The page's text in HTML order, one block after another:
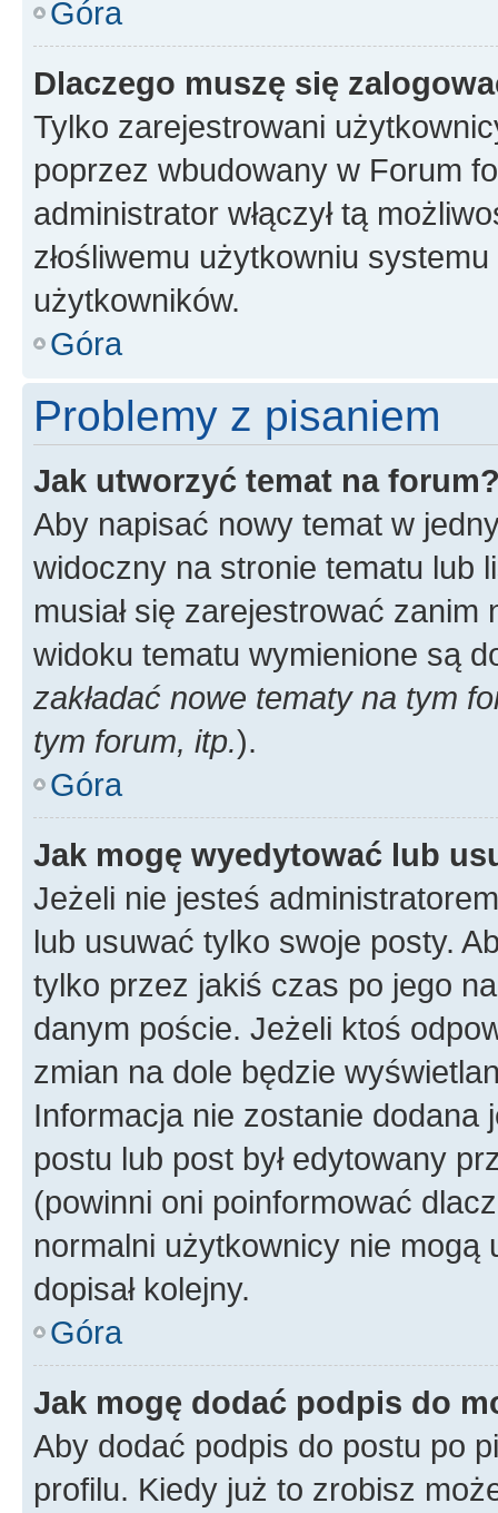
Góra
Dlaczego muszę się
Tylko zarejestrowani
poprzez wbudowany w Forum
administrator włączył tą
złośliwemu użytkowniu
użytkowników.
Góra
Problemy z pisaniem
Jak utworzyć temat na
Aby napisać nowy temat w
widoczny na stronie tematu lub
musiał się zarejestrować
widoku tematu wymienione są
zakładać nowe tematy na tym
tym forum, itp.).
Góra
Jak mogę wyedytować lub
Jeżeli nie jesteś
lub usuwać tylko swoje posty.
tylko przez jakiś czas po jego
danym poście. Jeżeli ktoś
zmian na dole będzie
Informacja nie zostanie dodana
postu lub post był edytowany
(powinni oni poinformować
normalni użytkownicy nie
dopisał kolejny.
Góra
Jak mogę dodać podpis do
Aby dodać podpis do postu po
profilu. Kiedy już to zrobisz